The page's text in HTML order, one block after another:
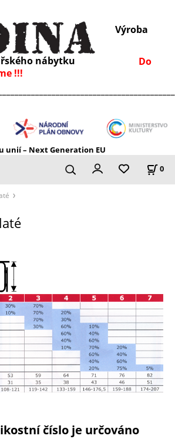
Výroba
nábytku Do
!!!
unií – Next Generation EU
0
číslo je určováno